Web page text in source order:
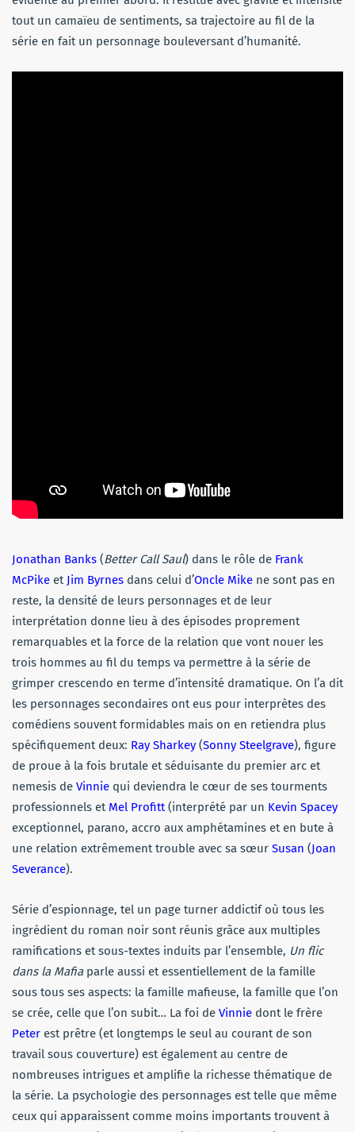
tout un camaïeu de sentiments, sa trajectoire au fil de la
série en fait un personnage bouleversant d’humanité.
Jonathan Banks (Better Call Saul) dans le rôle de Frank
McPike etJim Byrnes dans celui d’Oncle Mike ne sont pas en
reste, la densité de leurs personnages et de leur
interprétation donne lieu à des épisodes proprement
remarquables et la force de la relation que vont nouer les
trois hommes au fil du temps va permettre à la série de
grimper crescendo en terme d’intensité dramatique. On l’a dit
les personnages secondaires ont eus pour interprètes des
comédiens souvent formidables mais on en retiendra plus
spécifiquement deux: Ray Sharkey (Sonny Steelgrave), figure
de proue à la fois brutale et séduisante du premier arc et
nemesis de Vinnie qui deviendra le cœur de ses tourments
professionnels et Mel Profitt(interprété par un Kevin Spacey
exceptionnel, parano, accro aux amphétamines et en bute à
une relation extrêmement trouble avec sa sœur Susan (Joan
Severance).
Série d’espionnage, tel un page turner addictif où tous les
ingrédient du roman noir sont réunis grâce aux multiples
ramifications et sous-textes induits par l’ensemble, Un flic
dans la Mafiaparle aussi et essentiellement de la famille
sous tous ses aspects: la famille mafieuse, la famille que l’on
se crée, celle que l’on subit… La foi de Vinnie dont le frère
Peter est prêtre (et longtemps le seul au courant de son
travail sous couverture) est également au centre de
nombreuses intrigues et amplifie la richesse thématique de
la série. La psychologie des personnages est telle que même
ceux qui apparaissent comme moins importants trouvent à